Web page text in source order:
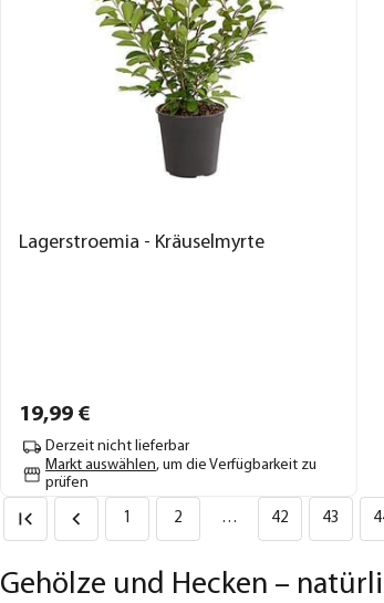
Lagerstroemia - Kräuselmyrte
19,99 €
Derzeit nicht lieferbar
Markt auswählen, um die Verfügbarkeit zu
prüfen
1 2 … 42 43
Gehölze und Hecken –